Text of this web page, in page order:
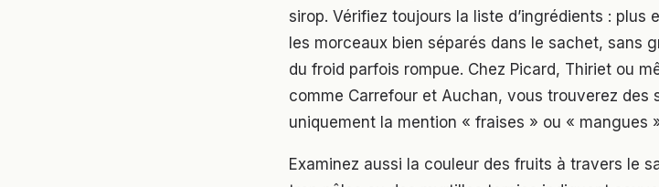
sirop. Vérifiez toujours la liste d’ingrédients : plus
les morceaux bien séparés dans le sachet, sans
du froid parfois rompue. Chez Picard, Thiriet ou
comme Carrefour et Auchan, vous trouverez des
uniquement la mention « fraises » ou « mangues
Examinez aussi la couleur des fruits à travers le